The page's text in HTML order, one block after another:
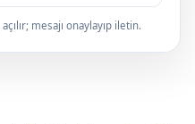
mesajı onaylayıp iletin.